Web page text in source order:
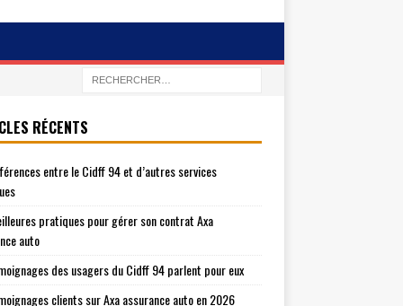
RÉCENTS
entre le Cidff 94 et d’autres services
pratiques pour gérer son contrat Axa
auto
des usagers du Cidff 94 parlent pour eux
clients sur Axa assurance auto en 2026